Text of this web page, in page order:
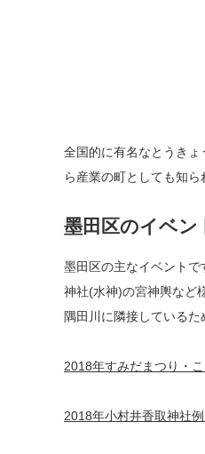
全国的に有名なとうき
ら産業の町としても知ら
墨田区のイベン
墨田区の主なイベントで
神社(水神)の宮神輿など
隅田川に隣接している
2018年すみだまつり・
2018年小村井香取神社